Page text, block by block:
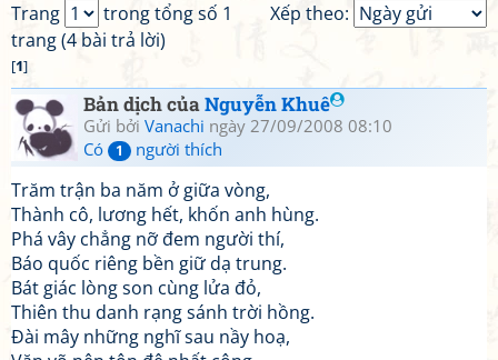
Xếp theo:
Trang
trong tổng số 1
trang (4 bài trả lời)
[1]
Bản dịch củaNguyễn Khuê
Gửi bởi Vanachi ngày 27/09/2008 08:10
Có
1 người thích
Trăm trận ba năm ở giữa vòng,
Thành cô, lương hết, khốn anh hùng.
Phá vây chẳng nỡ đem người thí,
Báo quốc riêng bền giữ dạ trung.
Bát giác lòng son cùng lửa đỏ,
Thiên thu danh rạng sánh trời hồng.
Đài mây những nghĩ sau nầy hoạ,